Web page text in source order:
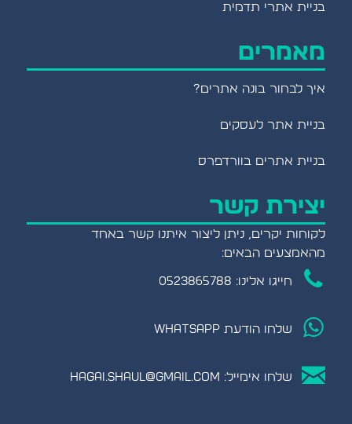
בניית אתרי תדמית
מאמרים
איך לבחור בונה אתרים?
בניית אתר לעסקים
בניית אתרים בוורדפרס
יצירת קשר
לקוחות יקרים, ניתן ליצור איתנו קשר באחד
מהאמצעים הבאים:
חייגו אלינו: 0523865788
שלחו הודעת WHATSAPP
שלחו אימייל: hagai.shaul@gmail.com